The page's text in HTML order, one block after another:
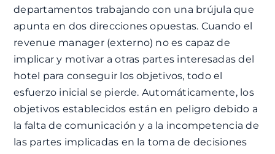
departamentos trabajando con una brújula que
apunta en dos direcciones opuestas. Cuando el
revenue manager (externo) no es capaz de
implicar y motivar a otras partes interesadas del
hotel para conseguir los objetivos, todo el
esfuerzo inicial se pierde. Automáticamente, los
objetivos establecidos están en peligro debido a
la falta de comunicación y a la incompetencia de
las partes implicadas en la toma de decisiones